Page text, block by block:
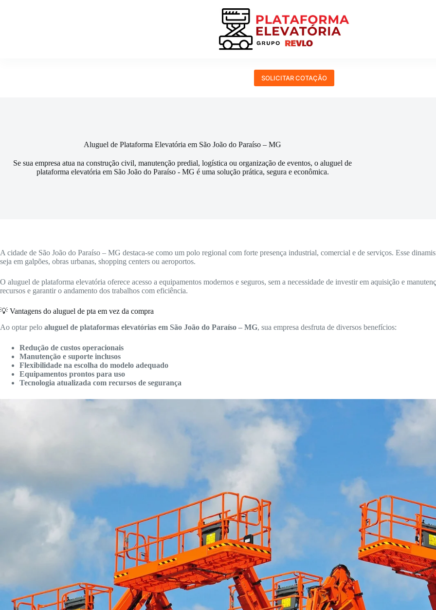
SOLICITAR COTAÇÃO
Aluguel de Plataforma Elevatória em São João do Paraíso – MG
Se sua empresa atua na construção civil, manutenção predial, logística ou organização de eventos, o aluguel de
plataforma elevatória em São João do Paraíso - MG é uma solução prática, segura e econômica.
A cidade de São João do Paraíso – MG destaca-se como um polo regional com forte presença industrial, comercial e de serviços. Esse
seja em galpões, obras urbanas, shopping centers ou aeroportos.
O aluguel de plataforma elevatória oferece acesso a equipamentos modernos e seguros, sem a necessidade de investir em aquisição e
recursos e garantir o andamento dos trabalhos com eficiência.
💡 Vantagens do aluguel de pta em vez da compra
Ao optar pelo aluguel de plataformas elevatórias em São João do Paraíso – MG, sua empresa desfruta de diversos benefícios:
Redução de custos operacionais
Manutenção e suporte inclusos
Flexibilidade na escolha do modelo adequado
Equipamentos prontos para uso
Tecnologia atualizada com recursos de segurança